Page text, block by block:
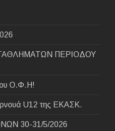
ΠΕΡΙΟΔΟΥ
Ο.Φ.Η!
U12 της ΕΚΑΣΚ.
30-31/5/2026